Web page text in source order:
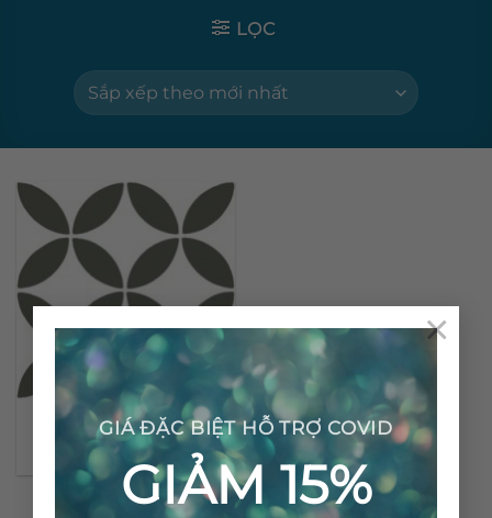
GIÁ ĐẶC BIỆT HỖ TRỢ COVID
GIẢM 15%
×
LỌC
Gạch bông cổ điển CTS
6.3